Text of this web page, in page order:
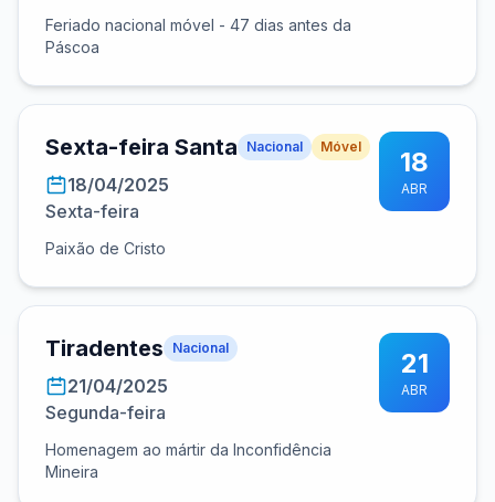
Feriado nacional móvel - 47 dias antes da
Páscoa
Sexta-feira Santa Nacional Móvel
18/04/2025
Sexta-feira
Paixão de Cristo
18
ABR
Tiradentes Nacional
21/04/2025
Segunda-feira
Homenagem ao mártir da Inconfidência
Mineira
21
ABR